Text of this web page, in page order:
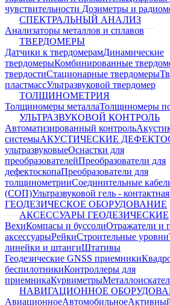
чувствительности Дозиметры и
СПЕКТРАЛЬНЫЙ АНАЛИЗ
Анализаторы металлов и сплавов
ТВЕРДОМЕРЫ
Датчики к твердомерамДинамические
твердомерыКомбинированные
твердостиСтационарные твердомеры
пластмассУльтразвуковой твердомер
ТОЛЩИНОМЕТРИЯ
Толщиномеры металлаТолщиномеры
УЛЬТРАЗВУКОВОЙ КОНТРОЛЬ
Автоматизированный контроль
системыАКУСТИЧЕСКИЕ
ультразвуковыеОснастки для
преобразователейПреобразователи для
дефектоскопаПреобразователи для
толщинометрииСоединительные
(СОП)Ультразвуковой гель -
ГЕОДЕЗИЧЕСКОЕ ОБОРУДОВАНИЕ
АКСЕССУАРЫ ГЕОДЕЗИЧЕСКИЕ
ВехиКомпасы и буссолиОтражатели и
аксессуарыРейкиСтроительные уровни
линейки и штангиШтативы
Геодезические GNSS приемники
беспилотникиКонтроллеры для
приемникаКурвиметры
НАВИГАЦИОННОЕ
АвиационноеАвтомобильное